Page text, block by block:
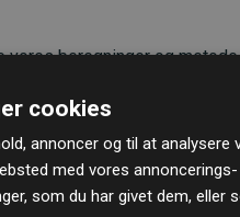
vores beregninger og
websites
cookies
annoncer og til at analysere
med vores
som du har givet dem, eller